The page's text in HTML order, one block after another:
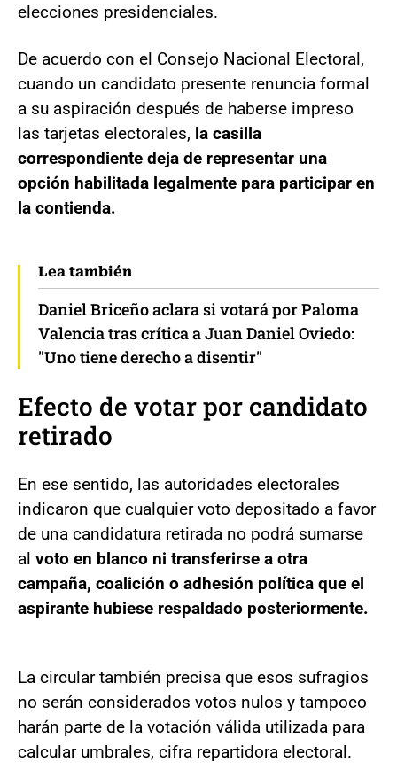
elecciones presidenciales.
De acuerdo con el Consejo Nacional Electoral,
cuando un candidato presente renuncia formal
a su aspiración después de haberse impreso
las tarjetas electorales, la casilla
correspondiente deja de representar una
opción habilitada legalmente para participar en
la contienda.
Lea también
Daniel Briceño aclara si votará por Paloma
Valencia tras crítica a Juan Daniel Oviedo:
"Uno tiene derecho a disentir"
Efecto de votar por candidato
retirado
En ese sentido, las autoridades electorales
indicaron que cualquier voto depositado a favor
de una candidatura retirada no podrá sumarse
al voto en blanco ni transferirse a otra
campaña, coalición o adhesión política que el
aspirante hubiese respaldado posteriormente.
La circular también precisa que esos sufragios
no serán considerados votos nulos y tampoco
harán parte de la votación válida utilizada para
calcular umbrales, cifra repartidora electoral.